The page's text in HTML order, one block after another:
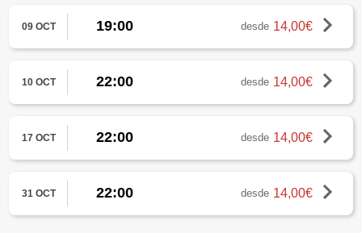
09 OCT 19:00 desde 14,00€
10 OCT 22:00 desde 14,00€
17 OCT 22:00 desde 14,00€
31 OCT 22:00 desde 14,00€